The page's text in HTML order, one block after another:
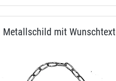
Metallschild mit Wunschtext